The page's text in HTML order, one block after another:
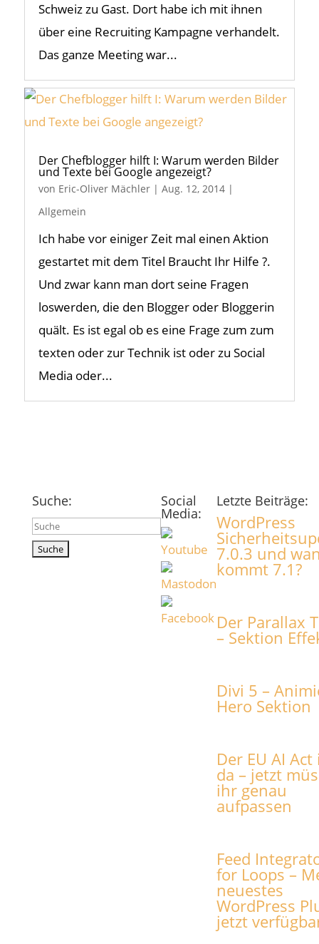
Schweiz zu Gast. Dort habe ich mit ihnen
über eine Recruiting Kampagne verhandelt.
Das ganze Meeting war...
Der Chefblogger hilft I: Warum werden Bilder
und Texte bei Google angezeigt?
von Eric-Oliver Mächler| Aug. 12, 2014|
Allgemein
Ich habe vor einiger Zeit mal einen Aktion
gestartet mit dem Titel Braucht Ihr Hilfe ?.
Und zwar kann man dort seine Fragen
loswerden, die den Blogger oder Bloggerin
quält. Es ist egal ob es eine Frage zum zum
texten oder zur Technik ist oder zu Social
Media oder...
Suche:
Suchen
nach:
Social
Media:
Letzte Beiträge:
WordPress
7.0.3 und
kommt 7.1?
Der Parallax
– Sektion
Divi 5 –
Hero Sektion
Der EU AI Act
da – jetzt
ihr genau
aufpassen
Feed
for Loops –
neuestes
WordPress
jetzt